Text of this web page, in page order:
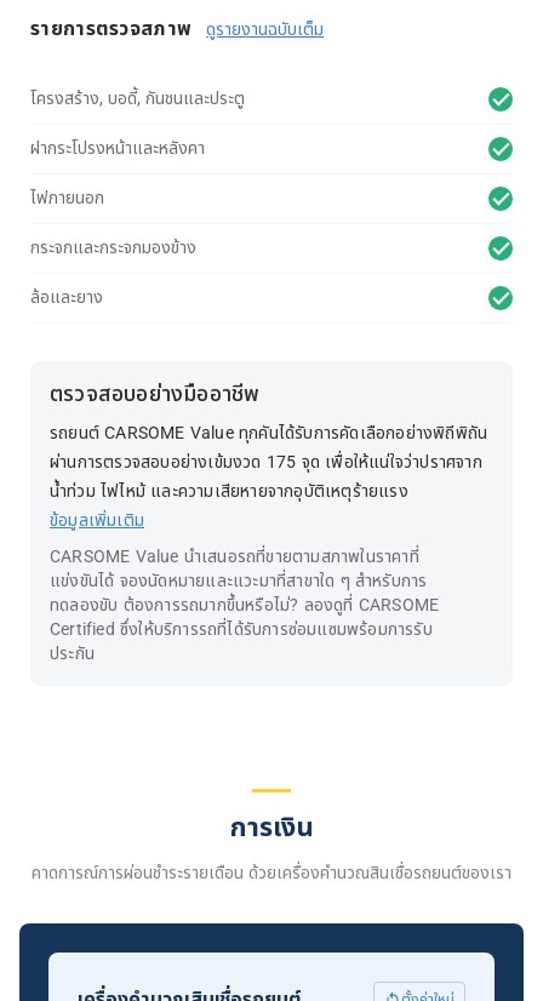
รายการตรวจสภาพ ดูรายงานฉบับเต็ม
โครงสร้าง, บอดี้, กันชนและประตู
ฝากระโปรงหน้าและหลังคา
ไฟภายนอก
กระจกและกระจกมองข้าง
ล้อและยาง
ตรวจสอบอย่างมืออาชีพ
รถยนต์ CARSOME Value ทุกคันได้รับการคัดเลือกอย่างพิถีพิถัน
ผ่านการตรวจสอบอย่างเข้มงวด 175 จุด เพื่อให้แน่ใจว่าปราศจาก
น้ำท่วม ไฟไหม้ และความเสียหายจากอุบัติเหตุร้ายแรง
ข้อมูลเพิ่มเติม
CARSOME Value นำเสนอรถที่ขายตามสภาพในราคาที่
แข่งขันได้ จองนัดหมายและแวะมาที่สาขาใด ๆ สำหรับการ
ทดลองขับ ต้องการรถมากขึ้นหรือไม่? ลองดูที่ CARSOME
Certified ซึ่งให้บริการรถที่ได้รับการซ่อมแซมพร้อมการรับ
ประกัน
การเงิน
คาดการณ์การผ่อนชำระรายเดือน ด้วยเครื่องคำนวณสินเชื่อรถยนต์ของเรา